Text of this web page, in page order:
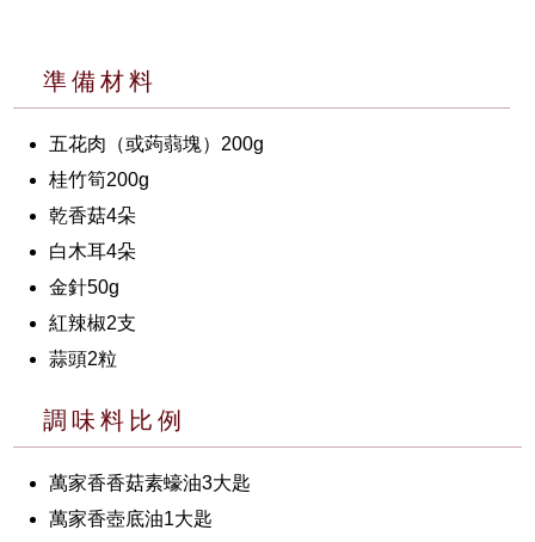
準備材料
五花肉（或蒟蒻塊）200g
桂竹筍200g
乾香菇4朵
白木耳4朵
金針50g
紅辣椒2支
蒜頭2粒
調味料比例
萬家香香菇素蠔油3大匙
萬家香壺底油1大匙